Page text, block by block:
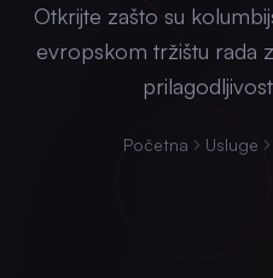
Otkrijte zašto su
evropskom tržištu rada
Početna Usluge